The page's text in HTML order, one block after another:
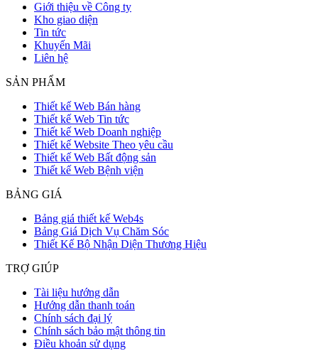
Giới thiệu về Công ty
Kho giao diện
Tin tức
Khuyến Mãi
Liên hệ
SẢN PHẨM
Thiết kế Web Bán hàng
Thiết kế Web Tin tức
Thiết kế Web Doanh nghiệp
Thiết kế Website Theo yêu cầu
Thiết kế Web Bất động sản
Thiết kế Web Bệnh viện
BẢNG GIÁ
Bảng giá thiết kế Web4s
Bảng Giá Dịch Vụ Chăm Sóc
Thiết Kế Bộ Nhận Diện Thương Hiệu
TRỢ GIÚP
Tài liệu hướng dẫn
Hướng dẫn thanh toán
Chính sách đại lý
Chính sách bảo mật thông tin
Điều khoản sử dụng